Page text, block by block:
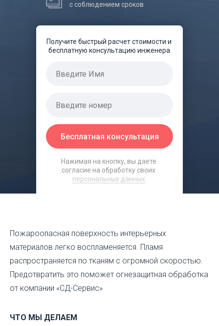
с соблюдением сроков
Бесплатная консультация
Получите быстрый расчет стоимости и
бесплатную консультацию инженера
Нажимая на кнопку, вы даете
согласие на обработку своих
персональных данных
Пожароопасная поверхность интерьерных
материалов легко воспламеняется. Пламя
распространяется по тканям с огромной скоростью.
Предотвратить это поможет огнезащитная обработка
от компании «СД-Сервис»
ЧТО МЫ ДЕЛАЕМ